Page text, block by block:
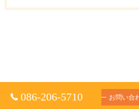
086-206-5710 お問い合